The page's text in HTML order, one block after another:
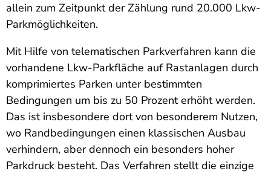
allein zum Zeitpunkt der Zählung rund 20.000 Lkw-
Parkmöglichkeiten.
Mit Hilfe von telematischen Parkverfahren kann die
vorhandene Lkw-Parkfläche auf Rastanlagen durch
komprimiertes Parken unter bestimmten
Bedingungen um bis zu 50 Prozent erhöht werden.
Das ist insbesondere dort von besonderem Nutzen,
wo Randbedingungen einen klassischen Ausbau
verhindern, aber dennoch ein besonders hoher
Parkdruck besteht. Das Verfahren stellt die einzige